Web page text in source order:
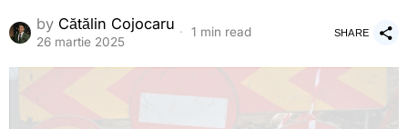
by Cătălin Cojocaru
26 martie 2025
1 min read SHARE